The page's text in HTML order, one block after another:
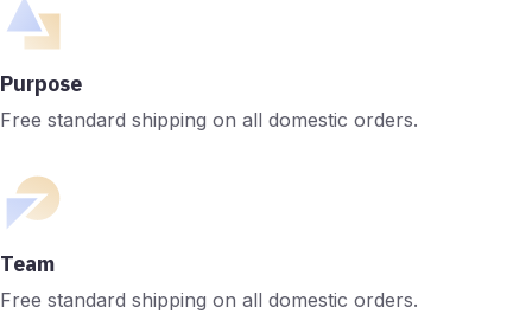
Purpose
Free standard shipping on all domestic orders.
Team
Free standard shipping on all domestic orders.